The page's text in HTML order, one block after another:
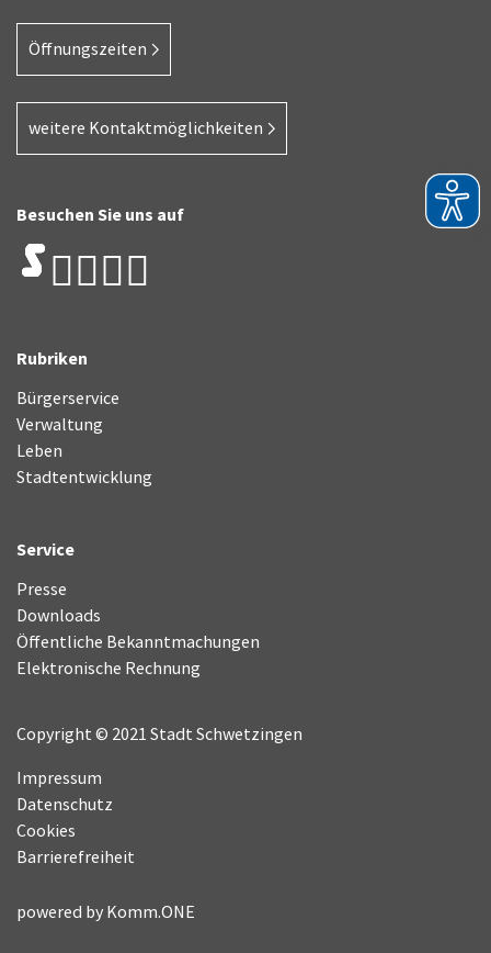
Öffnungszeiten
weitere Kontaktmöglichkeiten
Besuchen Sie uns auf
Rubriken
Bürgerservice
Verwaltung
Leben
Stadtentwicklung
Service
Presse
Downloads
Öffentliche Bekanntmachungen
Elektronische Rechnung
Copyright © 2021 Stadt Schwetzingen
Impressum
Datenschutz
Cookies
Barrierefreiheit
powered by Komm.ONE